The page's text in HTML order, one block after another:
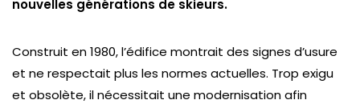
nouvelles générations de skieurs.
Construit en 1980, l’édifice montrait des signes d’usure
et ne respectait plus les normes actuelles. Trop exigu
et obsolète, il nécessitait une modernisation afin